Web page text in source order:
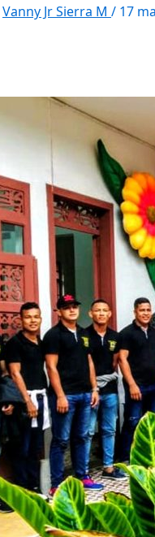
Vanny Jr Sierra M / 17